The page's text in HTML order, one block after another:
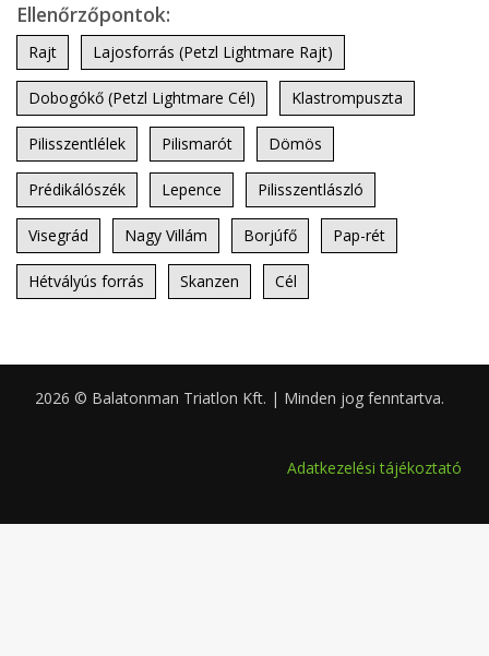
Ellenőrzőpontok:
Rajt Lajosforrás (Petzl Lightmare Rajt)
Dobogókő (Petzl Lightmare Cél) Klastrompuszta
Pilisszentlélek Pilismarót Dömös
Prédikálószék Lepence Pilisszentlászló
Visegrád Nagy Villám Borjúfő Pap-rét
Hétvályús forrás Skanzen Cél
2026 © Balatonman Triatlon Kft. | Minden jog fenntartva.
Adatkezelési tájékoztató